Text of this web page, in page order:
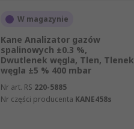
W magazynie
Kane Analizator gazów
spalinowych ±0.3 %,
Dwutlenek węgla, Tlen, Tlenek
węgla ±5 % 400 mbar
Nr art. RS 220-5885
Nr części producenta KANE458s